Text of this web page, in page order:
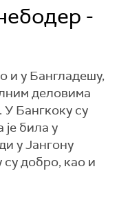
-
и у Бангладешу,
деловима
Бангкоку су
била у
у Јангону
добро, као и